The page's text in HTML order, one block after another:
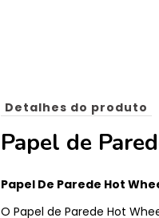
Detalhes do produto
Papel de
Papel De Parede Hot
O Papel de Parede Hot